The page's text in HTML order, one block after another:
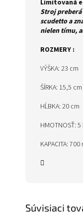
Limitovaná
Stroj
scudetto a
nielen tímu,
ROZMERY :
VÝŠKA: 23 cm
ŠÍRKA: 15,5 cm
HĹBKA: 20 cm
HMOTNOSŤ: 5
KAPACITA: 700
Súvisiaci